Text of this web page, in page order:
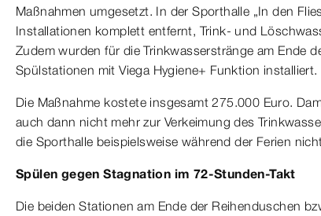
Maßnahmen umgesetzt. In der Sporthalle „In den
Installationen komplett entfernt, Trink- und
Zudem wurden für die Trinkwasserstränge am Ende
Spülstationen mit Viega Hygiene+ Funktion installiert.
Die Maßnahme kostete insgesamt 275.000 Euro.
auch dann nicht mehr zur Verkeimung des
die Sporthalle beispielsweise während der Ferien
Spülen gegen Stagnation im 72-Stunden-Takt
Die beiden Stationen am Ende der Reihenduschen